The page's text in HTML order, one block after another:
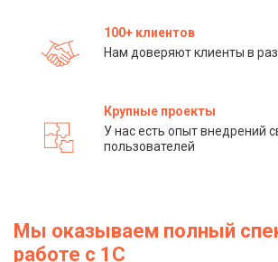
100+ клиентов
Нам доверяют клиенты в
Крупные проекты
У нас есть опыт внедрений
пользователей
Мы оказываем полный
работе с 1С